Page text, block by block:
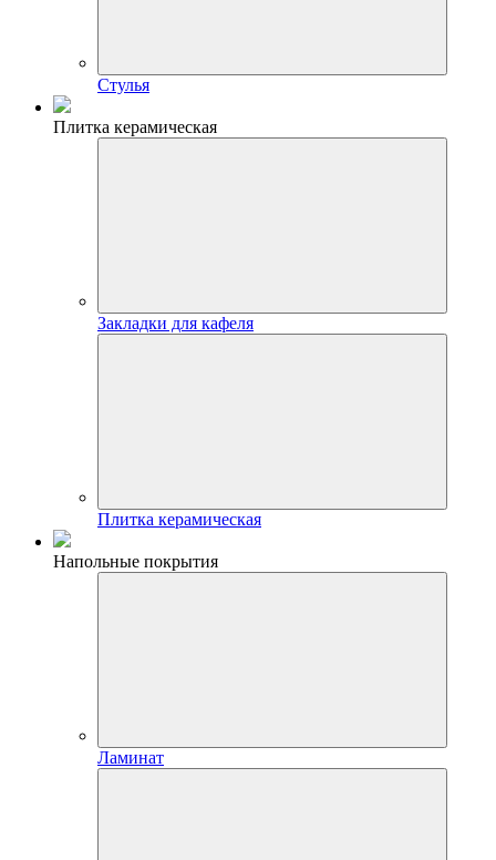
Стулья
Плитка керамическая
Закладки для кафеля
Плитка керамическая
Напольные покрытия
Ламинат